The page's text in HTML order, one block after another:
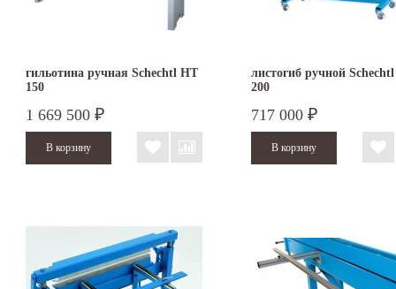
гильотина ручная Schechtl HT
150
1 669 500 ₽
листогиб ручной
200
717 000 ₽